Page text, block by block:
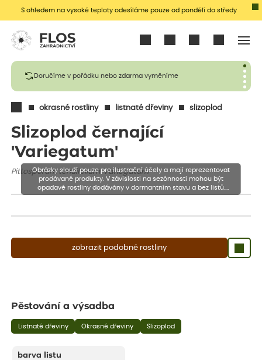
S ohledem na vysoké teploty odesíláme pouze od pondělí do středy
Doručíme v pořádku nebo zdarma vyměníme
okrasné rostliny listnaté dřeviny slizoplod
Slizoplod černající
'Variegatum'
Pittosporum tenuifolium 'Variegatum'
zobrazit podobné rostliny
Obrázky slouží pouze pro ilustrační účely a mají reprezentovat
prodávané produkty. V závislosti na sezónnosti mohou být
opadavé rostliny dodávány v dormantním stavu a bez listů.
Rostliny mohou být také sestřiženy níže, než je uvedená výška,
Pěstování a výsadba
Listnaté dřeviny Okrasné dřeviny Slizoplod
barva listu